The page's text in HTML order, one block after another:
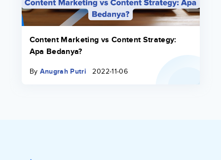
Content Marketing vs Content Strategy:
Apa Bedanya?
By Anugrah Putri 2022-11-06